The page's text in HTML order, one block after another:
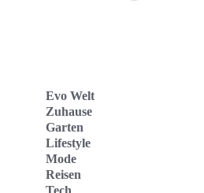
Evo Welt
Zuhause
Garten
Lifestyle
Mode
Reisen